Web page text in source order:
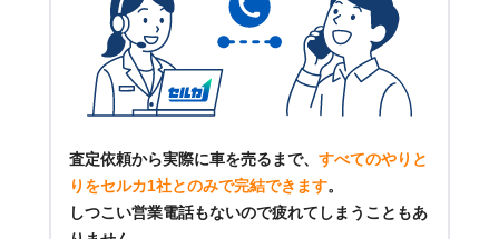
査定依頼から実際に車を売るまで、 すべてのやりと
りをセルカ1社とのみで完結できます。
しつこい営業電話もないので疲れてしまうこともあ